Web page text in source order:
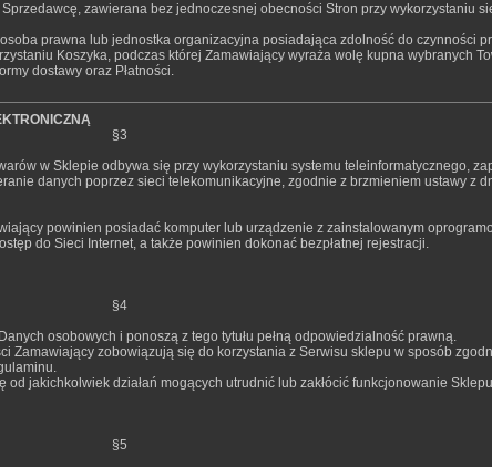
zawierana bez jednoczesnej obecności Stron przy wykorzystaniu
prawna lub jednostka organizacyjna posiadająca zdolność do czynności
Koszyka, podczas której Zamawiający wyraża wolę kupna wybranych
dostawy oraz Płatności.
§3
w Sklepie odbywa się przy wykorzystaniu systemu teleinformatycznego,
danych poprzez sieci telekomunikacyjne, zgodnie z brzmieniem ustawy z
powinien posiadać komputer lub urządzenie z zainstalowanym
do Sieci Internet, a także powinien dokonać bezpłatnej rejestracji.
§4
osobowych i ponoszą z tego tytułu pełną odpowiedzialność prawną.
Zamawiający zobowiązują się do korzystania z Serwisu sklepu w sposób
jakichkolwiek działań mogących utrudnić lub zakłócić funkcjonowanie
§5